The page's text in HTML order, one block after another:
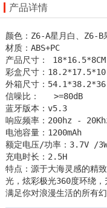
产品详情
颜色：Z6-A星月白、Z6-B
材质：ABS+PC
产品尺寸： 18*16.5*8CM
彩盒尺寸：
外箱尺寸：
信噪比：   >=80dB
蓝牙版本：v5.3
响应频率：200hz -
电池容量：1200mAh
额定电压/功率：3.7V /
充电时长：2.5H
特点：源于大海灵感的精
光，炫彩极光360度环绕
满足你对浪漫生活的所有幻